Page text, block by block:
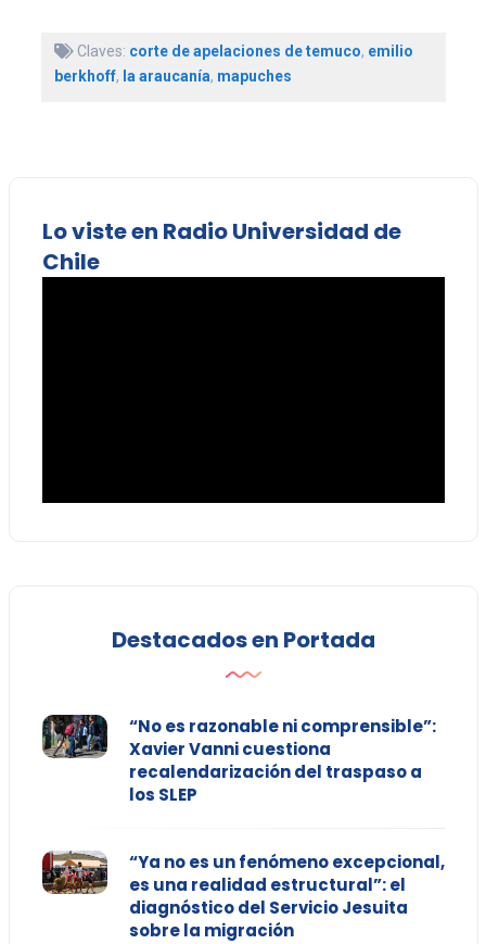
Claves: corte de apelaciones de temuco, emilio
berkhoff, la araucanía, mapuches
Lo viste en Radio Universidad de
Chile
Destacados en Portada
“No es razonable ni comprensible”:
Xavier Vanni cuestiona
recalendarización del traspaso a
los SLEP
“Ya no es un fenómeno excepcional,
es una realidad estructural”: el
diagnóstico del Servicio Jesuita
sobre la migración